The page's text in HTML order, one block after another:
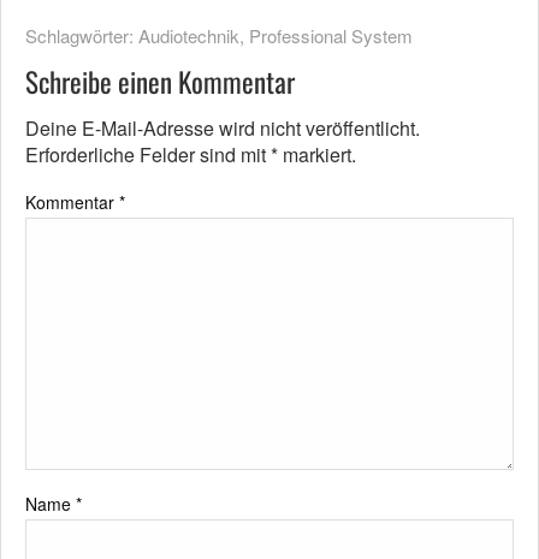
Schlagwörter: Audiotechnik, Professional System
Schreibe einen Kommentar
Deine E-Mail-Adresse wird nicht veröffentlicht.
Erforderliche Felder sind mit* markiert.
Kommentar *
Name *